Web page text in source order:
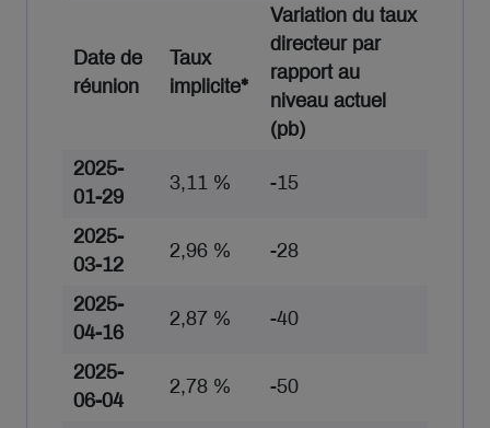
Date de
réunion
Taux
implicite*
Variation du taux
directeur par
rapport au
niveau actuel
(pb)
2025-
01-29
3,11 % -15
2025-
03-12
2,96 % -28
2025-
04-16
2,87 % -40
2025-
06-04
2,78 % -50